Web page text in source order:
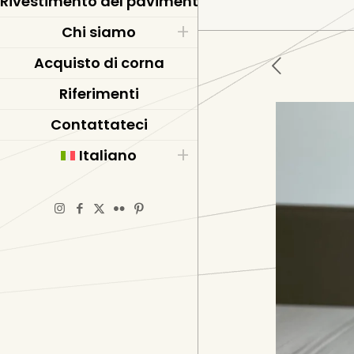
Chi siamo
Acquisto di corna
Riferimenti
Contattateci
Italiano